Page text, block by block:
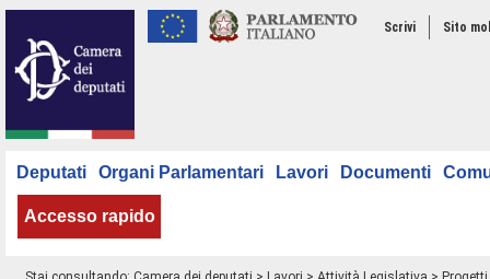
Scrivi Sito
Deputati Organi Parlamentari Lavori Documenti
Accesso rapido